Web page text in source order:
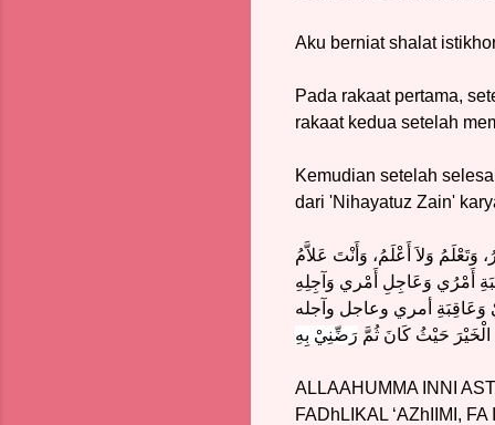
Aku berniat shalat
Pada rakaat pertama,
rakaat kedua setelah
Kemudian setelah
dari 'Nihayatuz Zain'
وَتَعْلَمُ وَلاَ أَعْلَمُ، وَأَنْتَ عَلاَّمُ
أَمْرُي وَعَاجِلِ أَمْري وَآجِلِهِ
وَعَاقِبَةِ أمري وعاجل وآجله
حَيْثُ كَانَ ثُمَّ رَضِّنِيْ بِهِ
ALLAAHUMMA INNI
FADhLIKAL ‘AZhIIMI,